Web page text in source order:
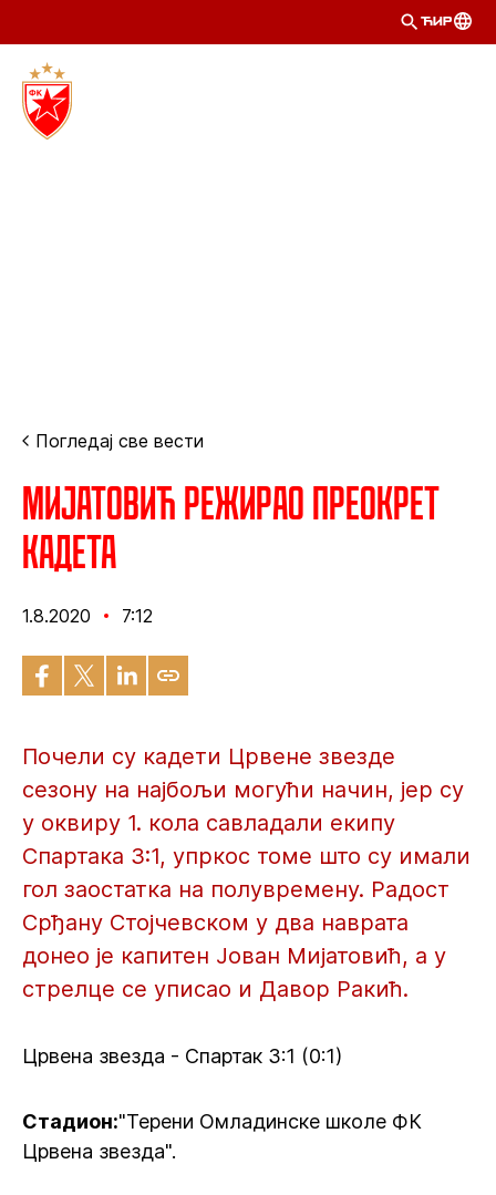
ЋИР
Погледај све вести
Мијатовић режирао преокрет
кадета
1.8.2020 7:12
Почели су кадети Црвене звезде
сезону на најбољи могући начин, јер су
у оквиру 1. кола савладали екипу
Спартака 3:1, упркос томе што су имали
гол заостатка на полувремену. Радост
Срђану Стојчевском у два наврата
донео је капитен Јован Мијатовић, а у
стрелце се уписао и Давор Ракић.
Црвена звезда - Спартак 3:1 (0:1)
Стадион:"Терени Омладинске школе ФК
Црвена звезда".